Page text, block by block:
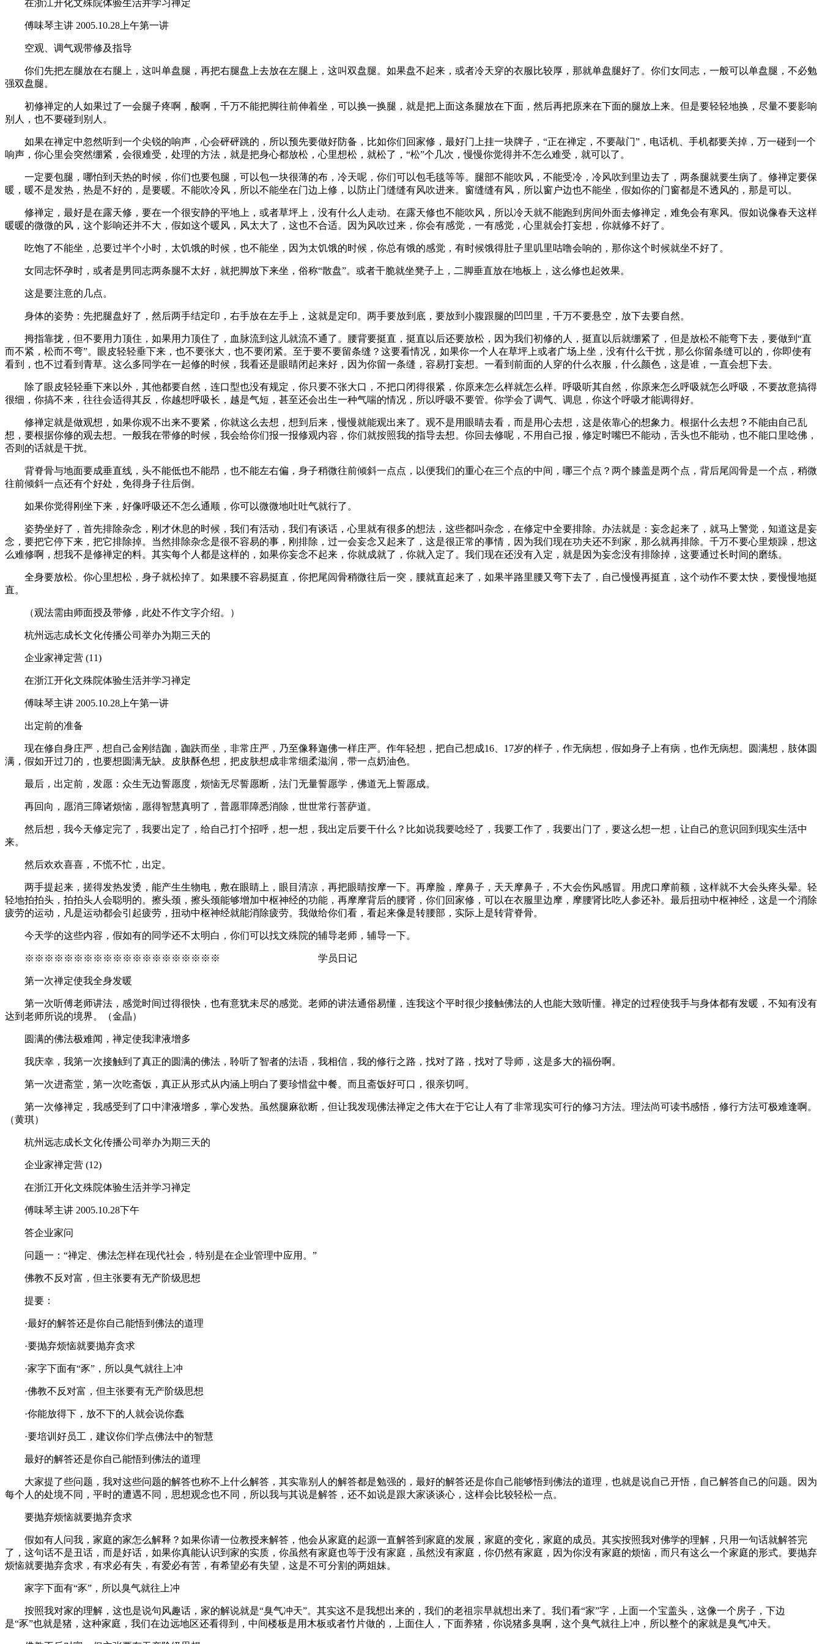
在浙江开化文殊院体验生活并学习禅定
傅味琴主讲 2005.10.28上午第一讲
空观、调气观带修及指导
你们先把左腿放在右腿上，这叫单盘腿，再把右腿盘上去放在左腿上，这叫双盘腿。如果盘不起来，或者冷天穿的衣服比较厚，那就单盘腿好了。你们女同志，一般可以单盘腿，不必勉
强双盘腿。
初修禅定的人如果过了一会腿子疼啊，酸啊，千万不能把脚往前伸着坐，可以换一换腿，就是把上面这条腿放在下面，然后再把原来在下面的腿放上来。但是要轻轻地换，尽量不要影响
别人，也不要碰到别人。
如果在禅定中忽然听到一个尖锐的响声，心会砰砰跳的，所以预先要做好防备，比如你们回家修，最好门上挂一块牌子，“正在禅定，不要敲门”，电话机、手机都要关掉，万一碰到一个
响声，你心里会突然绷紧，会很难受，处理的方法，就是把身心都放松，心里想松，就松了，“松”个几次，慢慢你觉得并不怎么难受，就可以了。
一定要包腿，哪怕到天热的时候，你们也要包腿，可以包一块很薄的布，冷天呢，你们可以包毛毯等等。腿部不能吹风，不能受冷，冷风吹到里边去了，两条腿就要生病了。修禅定要保
暖，暖不是发热，热是不好的，是要暖。不能吹冷风，所以不能坐在门边上修，以防止门缝缝有风吹进来。窗缝缝有风，所以窗户边也不能坐，假如你的门窗都是不透风的，那是可以。
修禅定，最好是在露天修，要在一个很安静的平地上，或者草坪上，没有什么人走动。在露天修也不能吹风，所以冷天就不能跑到房间外面去修禅定，难免会有寒风。假如说像春天这样
暖暖的微微的风，这个影响还并不大，假如这个暖风，风太大了，这也不合适。因为风吹过来，你会有感觉，一有感觉，心里就会打妄想，你就修不好了。
吃饱了不能坐，总要过半个小时，太饥饿的时候，也不能坐，因为太饥饿的时候，你总有饿的感觉，有时候饿得肚子里叽里咕噜会响的，那你这个时候就坐不好了。
女同志怀孕时，或者是男同志两条腿不太好，就把脚放下来坐，俗称“散盘”。或者干脆就坐凳子上，二脚垂直放在地板上，这么修也起效果。
这是要注意的几点。
身体的姿势：先把腿盘好了，然后两手结定印，右手放在左手上，这就是定印。两手要放到底，要放到小腹跟腿的凹凹里，千万不要悬空，放下去要自然。
拇指靠拢，但不要用力顶住，如果用力顶住了，血脉流到这儿就流不通了。腰背要挺直，挺直以后还要放松，因为我们初修的人，挺直以后就绷紧了，但是放松不能弯下去，要做到“直
而不紧，松而不弯”。眼皮轻轻垂下来，也不要张大，也不要闭紧。至于要不要留条缝？这要看情况，如果你一个人在草坪上或者广场上坐，没有什么干扰，那么你留条缝可以的，你即使有
看到，也不过看到青草。这么多同学在一起修的时候，我看还是眼睛闭起来好，因为你留一条缝，容易打妄想。一看到前面的人穿的什么衣服，什么颜色，这是谁，一直会想下去。
除了眼皮轻轻垂下来以外，其他都要自然，连口型也没有规定，你只要不张大口，不把口闭得很紧，你原来怎么样就怎么样。呼吸听其自然，你原来怎么呼吸就怎么呼吸，不要故意搞得
很细，你搞不来，往往会适得其反，你越想呼吸长，越是气短，甚至还会出生一种气喘的情况，所以呼吸不要管。你学会了调气、调息，你这个呼吸才能调得好。
修禅定就是做观想，如果你观不出来不要紧，你就这么去想，想到后来，慢慢就能观出来了。观不是用眼睛去看，而是用心去想，这是依靠心的想象力。根据什么去想？不能由自己乱
想，要根据你修的观去想。一般我在带修的时候，我会给你们报一报修观内容，你们就按照我的指导去想。你回去修呢，不用自己报，修定时嘴巴不能动，舌头也不能动，也不能口里唸佛，
否则的话就是干扰。
背脊骨与地面要成垂直线，头不能低也不能昂，也不能左右偏，身子稍微往前倾斜一点点，以便我们的重心在三个点的中间，哪三个点？两个膝盖是两个点，背后尾闾骨是一个点，稍微
往前倾斜一点还有个好处，免得身子往后倒。
如果你觉得刚坐下来，好像呼吸还不怎么通顺，你可以微微地吐吐气就行了。
姿势坐好了，首先排除杂念，刚才休息的时候，我们有活动，我们有谈话，心里就有很多的想法，这些都叫杂念，在修定中全要排除。办法就是：妄念起来了，就马上警觉，知道这是妄
念，要把它停下来，把它排除掉。当然排除杂念是很不容易的事，刚排除，过一会妄念又起来了，这是很正常的事情，因为我们现在功夫还不到家，那么就再排除。千万不要心里烦躁，想这
么难修啊，想我不是修禅定的料。其实每个人都是这样的，如果你妄念不起来，你就成就了，你就入定了。我们现在还没有入定，就是因为妄念没有排除掉，这要通过长时间的磨练。
全身要放松。你心里想松，身子就松掉了。如果腰不容易挺直，你把尾闾骨稍微往后一突，腰就直起来了，如果半路里腰又弯下去了，自己慢慢再挺直，这个动作不要太快，要慢慢地挺
直。
（观法需由师面授及带修，此处不作文字介绍。）
杭州远志成长文化传播公司举办为期三天的
企业家禅定营 (11)
在浙江开化文殊院体验生活并学习禅定
傅味琴主讲 2005.10.28上午第一讲
出定前的准备
现在修自身庄严，想自己金刚结跏，跏趺而坐，非常庄严，乃至像释迦佛一样庄严。作年轻想，把自己想成16、17岁的样子，作无病想，假如身子上有病，也作无病想。圆满想，肢体圆
满，假如开过刀的，也要想圆满无缺。皮肤酥色想，把皮肤想成非常细柔滋润，带一点奶油色。
最后，出定前，发愿：众生无边誓愿度，烦恼无尽誓愿断，法门无量誓愿学，佛道无上誓愿成。
再回向，愿消三障诸烦恼，愿得智慧真明了，普愿罪障悉消除，世世常行菩萨道。
然后想，我今天修定完了，我要出定了，给自己打个招呼，想一想，我出定后要干什么？比如说我要唸经了，我要工作了，我要出门了，要这么想一想，让自己的意识回到现实生活中
来。
然后欢欢喜喜，不慌不忙，出定。
两手提起来，搓得发热发烫，能产生生物电，敷在眼睛上，眼目清凉，再把眼睛按摩一下。再摩脸，摩鼻子，天天摩鼻子，不大会伤风感冒。用虎口摩前额，这样就不大会头疼头晕。轻
轻地拍拍头，拍拍头人会聪明的。擦头颈，擦头颈能够增加中枢神经的功能，再摩摩背后的腰肾，你们回家修，可以在衣服里边摩，摩腰肾比吃人参还补。最后扭动中枢神经，这是一个消除
疲劳的运动，凡是运动都会引起疲劳，扭动中枢神经就能消除疲劳。我做给你们看，看起来像是转腰部，实际上是转背脊骨。
今天学的这些内容，假如有的同学还不太明白，你们可以找文殊院的辅导老师，辅导一下。
※※※※※※※※※※※※※※※※※※※※ 学员日记
第一次禅定使我全身发暖
第一次听傅老师讲法，感觉时间过得很快，也有意犹未尽的感觉。老师的讲法通俗易懂，连我这个平时很少接触佛法的人也能大致听懂。禅定的过程使我手与身体都有发暖，不知有没有
达到老师所说的境界。（金晶）
圆满的佛法极难闻，禅定使我津液增多
我庆幸，我第一次接触到了真正的圆满的佛法，聆听了智者的法语，我相信，我的修行之路，找对了路，找对了导师，这是多大的福份啊。
第一次进斋堂，第一次吃斋饭，真正从形式从内涵上明白了要珍惜盆中餐。而且斋饭好可口，很亲切呵。
第一次修禅定，我感受到了口中津液增多，掌心发热。虽然腿麻欲断，但让我发现佛法禅定之伟大在于它让人有了非常现实可行的修习方法。理法尚可读书感悟，修行方法可极难逢啊。
（黄琪）
杭州远志成长文化传播公司举办为期三天的
企业家禅定营 (12)
在浙江开化文殊院体验生活并学习禅定
傅味琴主讲 2005.10.28下午
答企业家问
问题一：“禅定、佛法怎样在现代社会，特别是在企业管理中应用。”
佛教不反对富，但主张要有无产阶级思想
提要：
·最好的解答还是你自己能悟到佛法的道理
·要抛弃烦恼就要抛弃贪求
·家字下面有“豕”，所以臭气就往上冲
·佛教不反对富，但主张要有无产阶级思想
·你能放得下，放不下的人就会说你蠢
·要培训好员工，建议你们学点佛法中的智慧
最好的解答还是你自己能悟到佛法的道理
大家提了些问题，我对这些问题的解答也称不上什么解答，其实靠别人的解答都是勉强的，最好的解答还是你自己能够悟到佛法的道理，也就是说自己开悟，自己解答自己的问题。因为
每个人的处境不同，平时的遭遇不同，思想观念也不同，所以我与其说是解答，还不如说是跟大家谈谈心，这样会比较轻松一点。
要抛弃烦恼就要抛弃贪求
假如有人问我，家庭的家怎么解释？如果你请一位教授来解答，他会从家庭的起源一直解答到家庭的发展，家庭的变化，家庭的成员。其实按照我对佛学的理解，只用一句话就解答完
了，这句话不是丑话，而是好话，如果你真能认识到家的实质，你虽然有家庭也等于没有家庭，虽然没有家庭，你仍然有家庭，因为你没有家庭的烦恼，而只有这么一个家庭的形式。要抛弃
烦恼就要抛弃贪求，有求必有失，有爱必有苦，有希望必有失望，这是不可分割的两姐妹。
家字下面有“豕”，所以臭气就往上冲
按照我对家的理解，这也是说句风趣话，家的解说就是“臭气冲天”。其实这不是我想出来的，我们的老祖宗早就想出来了。我们看“家”字，上面一个宝盖头，这像一个房子，下边
是“豕”也就是猪，这种家庭，我们在边远地区还看得到，中间楼板是用木板或者竹片做的，上面住人，下面养猪，你说猪多臭啊，这个臭气就往上冲，所以整个的家就是臭气冲天。